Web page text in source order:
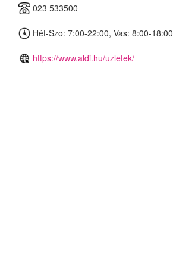
023 533500
Hét-Szo: 7:00-22:00, Vas: 8:00-18:00
https://www.aldi.hu/uzletek/